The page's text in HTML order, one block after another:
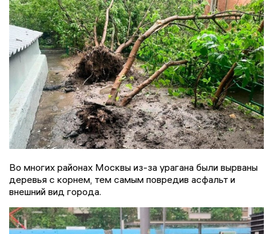
Во многих районах Москвы из-за урагана были вырваны
деревья с корнем, тем самым повредив асфальт и
внешний вид города.